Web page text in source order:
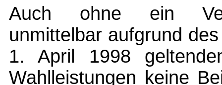
Auch ohne ein
unmittelbar aufgrund
1. April 1998
Wahlleistungen keine